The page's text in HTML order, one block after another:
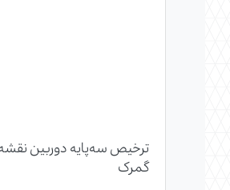
ترخیص سه‌پایه دوربین
گمرک